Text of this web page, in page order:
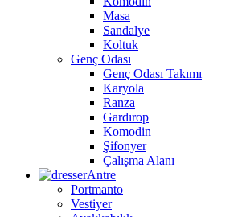
Masa
Sandalye
Koltuk
Genç Odası
Genç Odası Takımı
Karyola
Ranza
Gardırop
Komodin
Şifonyer
Çalışma Alanı
Antre
Portmanto
Vestiyer